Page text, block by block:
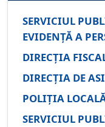
SERVICIUL
EVIDENȚĂ A
DIRECȚIA
DIRECȚIA DE
POLIȚIA
SERVICIUL